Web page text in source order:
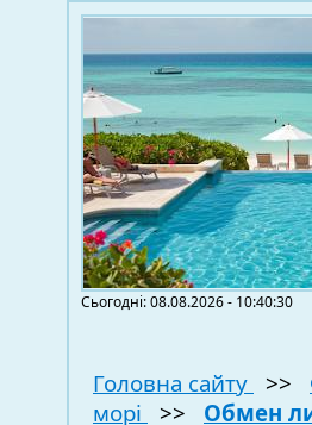
Сьогодні: 08.08.2026 - 10:40:30
Головна сайту
>>
морі
>> Обмен